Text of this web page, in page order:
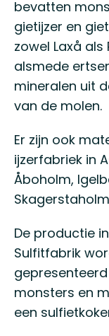
bevatten
gietijzer en
zowel Laxå als
alsmede
mineralen uit
van de molen.
Er zijn ook
ijzerfabriek in
Åboholm,
De productie
Sulfitfabrik
monsters en
een